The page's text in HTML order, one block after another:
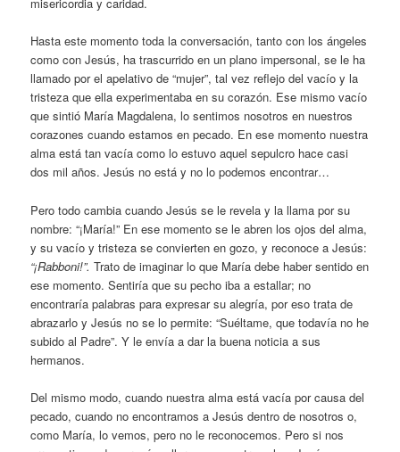
misericordia y caridad.
Hasta este momento toda la conversación, tanto con los ángeles
como con Jesús, ha trascurrido en un plano impersonal, se le ha
llamado por el apelativo de “mujer”, tal vez reflejo del vacío y la
tristeza que ella experimentaba en su corazón. Ese mismo vacío
que sintió María Magdalena, lo sentimos nosotros en nuestros
corazones cuando estamos en pecado. En ese momento nuestra
alma está tan vacía como lo estuvo aquel sepulcro hace casi
dos mil años. Jesús no está y no lo podemos encontrar…
Pero todo cambia cuando Jesús se le revela y la llama por su
nombre: “¡María!” En ese momento se le abren los ojos del alma,
y su vacío y tristeza se convierten en gozo, y reconoce a Jesús:
“¡Rabboni!”. Trato de imaginar lo que María debe haber sentido en
ese momento. Sentiría que su pecho iba a estallar; no
encontraría palabras para expresar su alegría, por eso trata de
abrazarlo y Jesús no se lo permite: “Suéltame, que todavía no he
subido al Padre”. Y le envía a dar la buena noticia a sus
hermanos.
Del mismo modo, cuando nuestra alma está vacía por causa del
pecado, cuando no encontramos a Jesús dentro de nosotros o,
como María, lo vemos, pero no le reconocemos. Pero si nos